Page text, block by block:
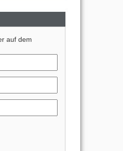
auf dem